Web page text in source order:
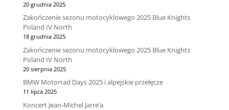
20 grudnia 2025
Zakończenie sezonu motocyklowego 2025 Blue Knights
Poland IV North
18 grudnia 2025
Zakończenie sezonu motocyklowego 2025 Blue Knights
Poland IV North
20 sierpnia 2025
BMW Motorrad Days 2025 i alpejskie przełęcze
11 lipca 2025
Koncert Jean-Michel Jarre’a